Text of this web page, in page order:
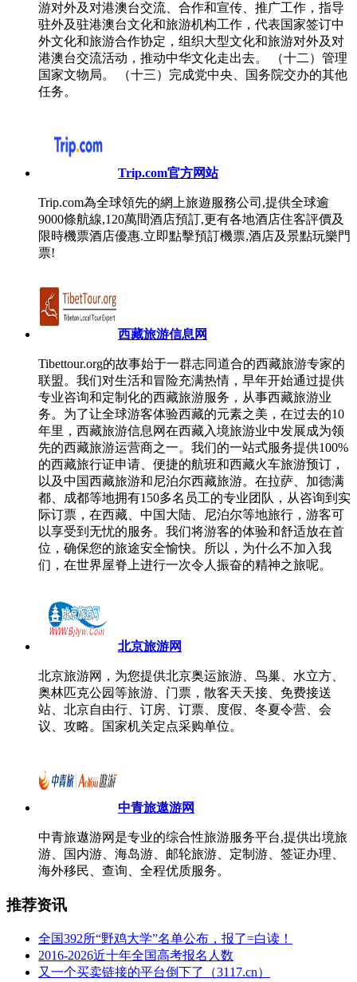
游对外及对港澳台交流、合作和宣传、推广工作，指导
驻外及驻港澳台文化和旅游机构工作，代表国家签订中
外文化和旅游合作协定，组织大型文化和旅游对外及对
港澳台交流活动，推动中华文化走出去。 （十二）管理
国家文物局。 （十三）完成党中央、国务院交办的其他
任务。
Trip.com官方网站
Trip.com為全球領先的網上旅遊服務公司,提供全球逾
9000條航線,120萬間酒店預訂,更有各地酒店住客評價及
限時機票酒店優惠.立即點擊預訂機票,酒店及景點玩樂門
票!
西藏旅游信息网
Tibettour.org的故事始于一群志同道合的西藏旅游专家的
联盟。我们对生活和冒险充满热情，早年开始通过提供
专业咨询和定制化的西藏旅游服务，从事西藏旅游业
务。为了让全球游客体验西藏的元素之美，在过去的10
年里，西藏旅游信息网在西藏入境旅游业中发展成为领
先的西藏旅游运营商之一。我们的一站式服务提供100%
的西藏旅行证申请、便捷的航班和西藏火车旅游预订，
以及中国西藏旅游和尼泊尔西藏旅游。在拉萨、加德满
都、成都等地拥有150多名员工的专业团队，从咨询到实
际订票，在西藏、中国大陆、尼泊尔等地旅行，游客可
以享受到无忧的服务。我们将游客的体验和舒适放在首
位，确保您的旅途安全愉快。所以，为什么不加入我
们，在世界屋脊上进行一次令人振奋的精神之旅呢。
北京旅游网
北京旅游网，为您提供北京奥运旅游、鸟巢、水立方、
奥林匹克公园等旅游、门票，散客天天接、免费接送
站、北京自由行、订房、订票、度假、冬夏令营、会
议、攻略。国家机关定点采购单位。
中青旅遨游网
中青旅遨游网是专业的综合性旅游服务平台,提供出境旅
游、国内游、海岛游、邮轮旅游、定制游、签证办理、
海外移民、查询、全程优质服务。
推荐资讯
全国392所“野鸡大学”名单公布，报了=白读！
2016-2026近十年全国高考报名人数
又一个买卖链接的平台倒下了（3117.cn）